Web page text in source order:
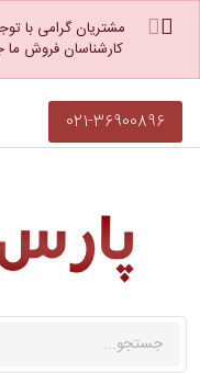
مشتریان گرامی با
کارشناسان فروش
021-36900896